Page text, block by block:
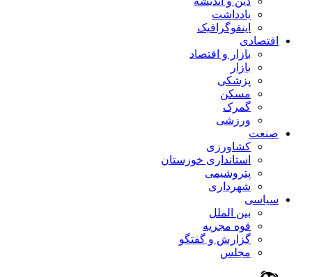
یادداشت
اینفوگرافیک
اقتصادی
بازار و اقتصاد
بازار
پزشکی
مسکن
گمرک
ورزشی
صنعت
کشاورزی
استانداری خوزستان
پتروشیمی
شهرداری
سیاسی
بین الملل
قوه مجریه
گزارش و گفتگو
مجلس